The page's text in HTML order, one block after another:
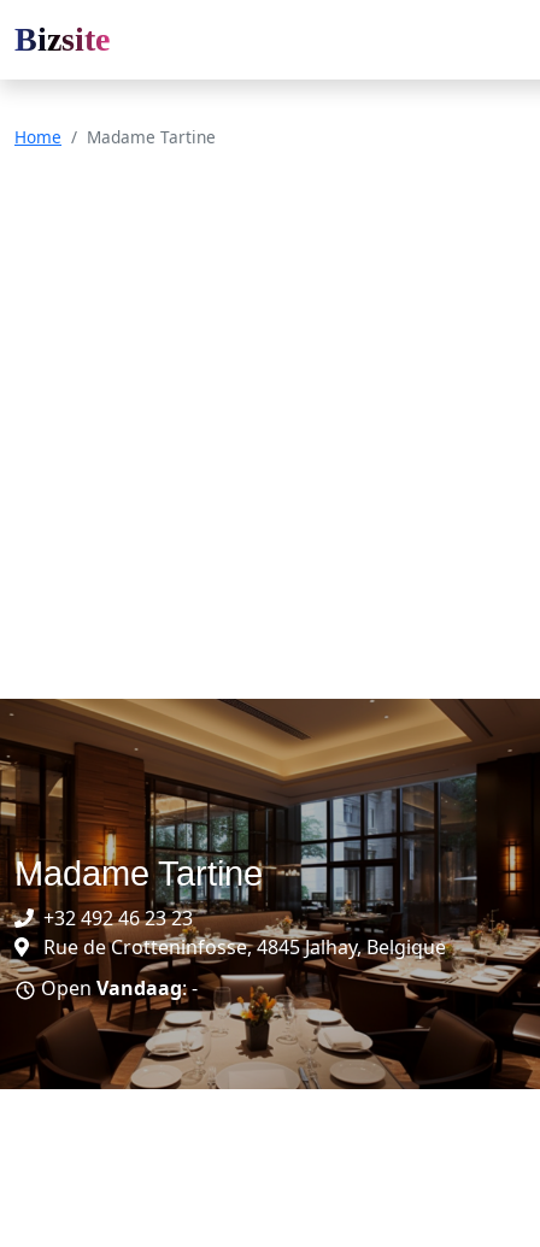
Bizsite
Home Madame Tartine
Madame Tartine
+32 492 46 23 23
Rue de Crotteninfosse, 4845 Jalhay, Belgique
Open Vandaag: -